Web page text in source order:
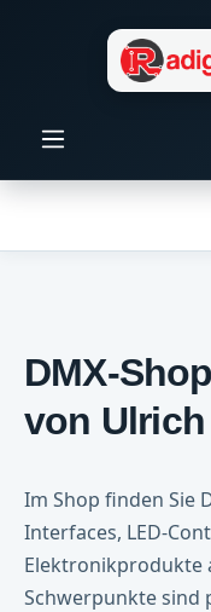
Zum Hauptinhalt
DMX-
von
Im Shop finden Sie
Interfaces, LED-
Elektronikprodukte
Schwerpunkte sind